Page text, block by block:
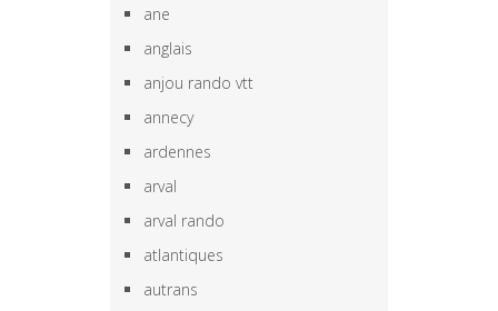
ane
anglais
anjou rando vtt
annecy
ardennes
arval
arval rando
atlantiques
autrans